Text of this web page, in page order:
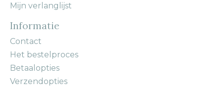
Mijn verlanglijst
Informatie
Contact
Het bestelproces
Betaalopties
Verzendopties